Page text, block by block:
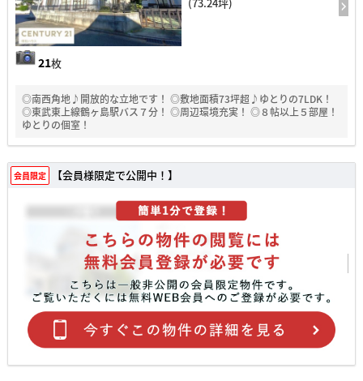
21枚
◎南西角地♪開放的な立地です！ ◎敷地面積73坪超♪ゆとりの7LDK！
◎東武東上線鶴ヶ島駅バス７分！ ◎周辺環境充実！ ◎８帖以上５部屋！
ゆとりの個室！
会員限定 【会員様限定で公開中！】